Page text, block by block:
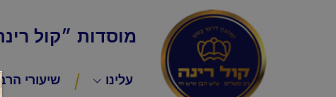
מוסדות ״קול
עלינו שיעורי הרב